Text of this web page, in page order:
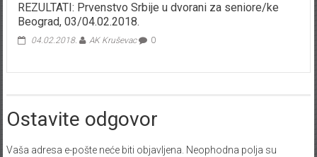
REZULTATI: Prvenstvo Srbije u dvorani za seniore/ke
Beograd, 03/04.02.2018.
04.02.2018. AK Kruševac 0
Ostavite odgovor
Vaša adresa e-pošte neće biti objavljena. Neophodna polja su